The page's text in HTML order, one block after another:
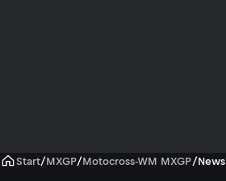
Start/MXGP/Motocross-WM MXGP/News